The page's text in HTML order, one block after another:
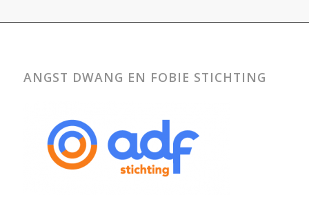
ANGST DWANG EN FOBIE STICHTING